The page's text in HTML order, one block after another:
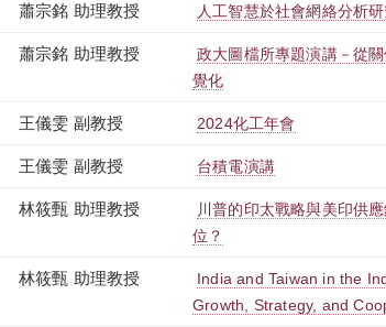
蕭宗銘 助理教授 人工智慧於社會網絡分析
蕭宗銘 助理教授
政大圖檔所專題演講－從
覺化
王儀雯 副教授 2024化工年會
王儀雯 副教授 台積電演講
林筱甄 助理教授
川普的印太戰略與美印供
位？
林筱甄 助理教授
India and Taiwan in the
Growth, Strategy, and